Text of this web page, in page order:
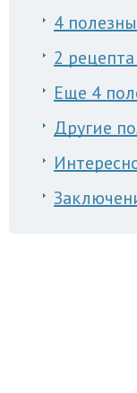
4
2
Еще 4
Другие